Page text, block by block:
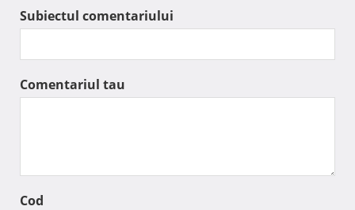
Subiectul comentariului
Comentariul tau
Cod